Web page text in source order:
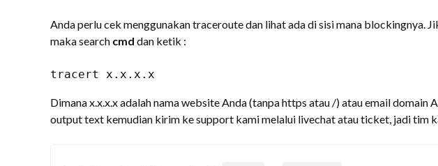
Anda perlu cek menggunakan traceroute dan lihat ada di sisi mana blockingnya.
maka search cmd dan ketik :
tracert x.x.x.x
Dimana x.x.x.x adalah nama website Anda (tanpa https atau /) atau email domain
output text kemudian kirim ke support kami melalui livechat atau ticket, jadi tim